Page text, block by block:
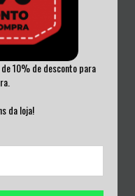
10% de desconto para
da loja!LACRADO